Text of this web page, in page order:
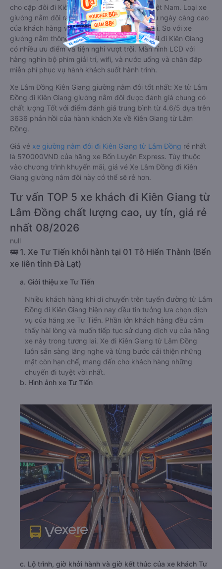
cho cặp đôi đi Kiên Giang mới xuất hiện tại Việt Nam. Loại xe
giường nằm đôi ra đời nhằm đáp ứng yêu cầu ngày càng cao
của khách hàng về chất lượng dịch vụ vận tải. So với xe
giường nằm thông thường, xe giường nằm đôi đi Kiên Giang
có nhiều ưu điểm và tiện nghi vượt trội. Màn hình LCD với
hàng nghìn bộ phim giải trí, wifi, và nước uống và chăn đắp
miễn phí phục vụ hành khách suốt hành trình.
Xe Lâm Đồng Kiên Giang giường nằm đôi tốt nhất: Xe từ Lâm
Đồng đi Kiên Giang giường nằm đôi được đánh giá chung có
chất lượng Tốt với điểm đánh giá trung bình từ 4.6/5 dựa trên
3636 phản hồi của hành khách Xe về Kiên Giang từ Lâm
Đồng.
Giá vé xe giường nằm đôi đi Kiên Giang từ Lâm Đồng rẻ nhất
là 570000VND của hãng xe Bốn Luyện Express. Tùy thuộc
vào chương trình khuyến mãi, giá vé Xe Lâm Đồng đi Kiên
Giang giường nằm đôi này có thể sẽ rẻ hơn.
Tư vấn TOP 5 xe khách đi Kiên Giang từ
Lâm Đồng chất lượng cao, uy tín, giá rẻ
nhất 08/2026
null
🚌 1. Xe Tư Tiến khởi hành tại 01 Tô Hiến Thành (Bến
xe liên tỉnh Đà Lạt)
a. Giới thiệu xe Tư Tiến
Nhiều khách hàng khi di chuyển trên tuyến đường từ Lâm
Đồng đi Kiên Giang hiện nay đều tin tưởng lựa chọn dịch
vụ của hãng xe Tư Tiến. Phần lớn khách hàng đều cảm
thấy hài lòng và muốn tiếp tục sử dụng dịch vụ của hãng
xe này trong tương lai. Xe đi Kiên Giang từ Lâm Đồng
luôn sẵn sàng lắng nghe và từng bước cải thiện những
mặt còn hạn chế, mang đến cho khách hàng những
chuyến đi tuyệt vời nhất.
b. Hình ảnh xe Tư Tiến
c. Lộ trình, giờ khởi hành và giờ kết thúc của xe khách Tư